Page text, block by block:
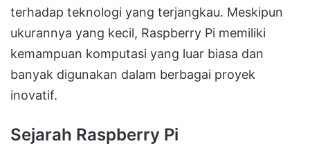
terhadap teknologi yang terjangkau. Meskipun
ukurannya yang kecil, Raspberry Pi memiliki
kemampuan komputasi yang luar biasa dan
banyak digunakan dalam berbagai proyek
inovatif.
Sejarah Raspberry Pi